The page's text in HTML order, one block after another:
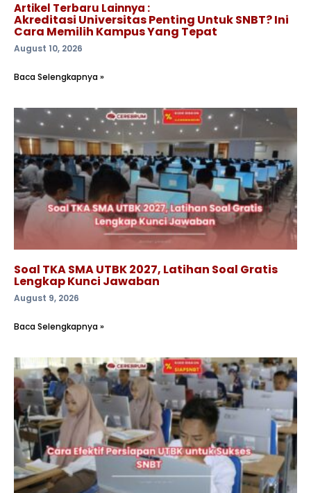
Artikel Terbaru Lainnya :
Akreditasi Universitas Penting Untuk SNBT? Ini
Cara Memilih Kampus Yang Tepat
August 10, 2026
Baca Selengkapnya »
Soal TKA SMA UTBK 2027, Latihan Soal Gratis
Lengkap Kunci Jawaban
August 9, 2026
Baca Selengkapnya »